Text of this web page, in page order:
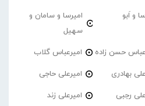
و اَبو
امیرسا و سامان و
سهیل
حسن زاده امیرعباس گلاب
بهادری امیرعلی حاجی
رجبی امیرعلی زند